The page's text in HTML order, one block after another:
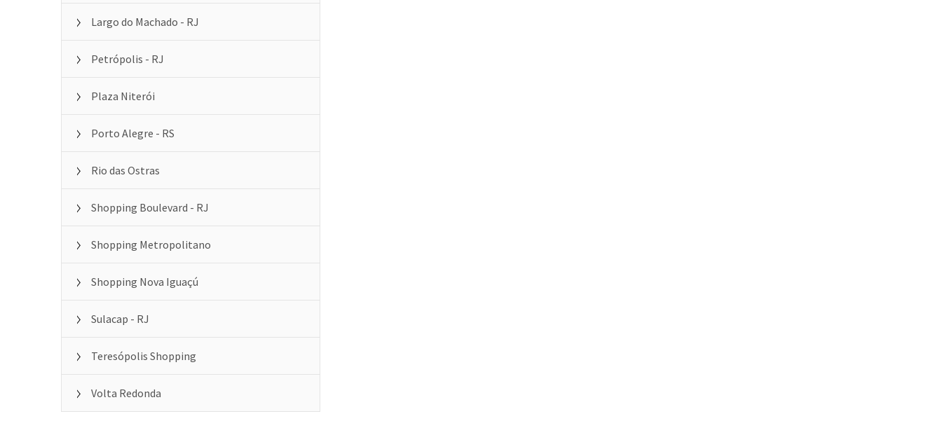
Largo do Machado - RJ
Petrópolis - RJ
Plaza Niterói
Porto Alegre - RS
Rio das Ostras
Shopping Boulevard - RJ
Shopping Metropolitano
Shopping Nova Iguaçú
Sulacap - RJ
Teresópolis Shopping
Volta Redonda